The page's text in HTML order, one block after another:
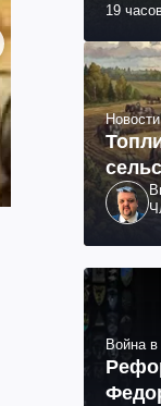
19
Война в